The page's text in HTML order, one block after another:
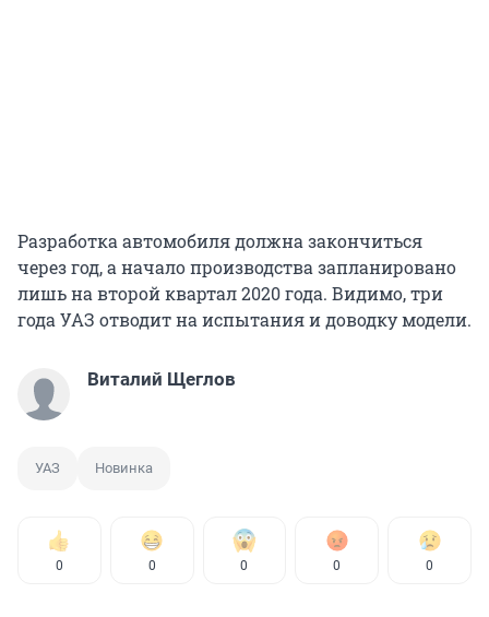
Разработка автомобиля должна закончиться
через год, а начало производства запланировано
лишь на второй квартал 2020 года. Видимо, три
года УАЗ отводит на испытания и доводку модели.
Виталий Щеглов
УАЗ Новинка
0 0 0 0 0